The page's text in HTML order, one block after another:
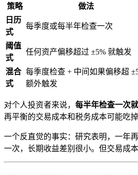
策略 做法
日历
式
每季度或每半年检查一次
阈值
式
任何资产偏移超过 ±5% 就触发
混合
式
每季度检查 + 中间如果偏移超
额外触发
对个人投资者来说， 每半年检查一次
再平衡的交易成本和税务成本可能吃掉
一个反直觉的事实：研究表明，一年
一次，长期收益差别很小。但交易成